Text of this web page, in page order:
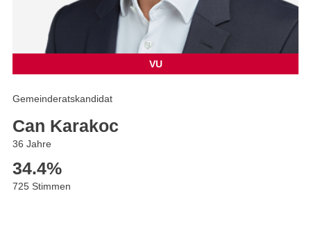
VU
Gemeinderatskandidat
Can Karakoc
36 Jahre
34.4%
725 Stimmen